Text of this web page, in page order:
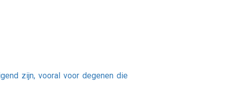
zijn, vooral voor degenen die